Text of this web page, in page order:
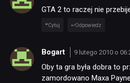
GTA 2 to raczej nie
Cytuj Odpowiedz
Bogart 9 lutego 2010 o
Oby ta gra była dobra to
zamordowano Maxa